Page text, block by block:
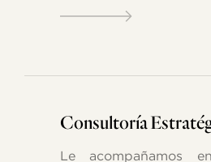
Consultoría
Le acompañamos